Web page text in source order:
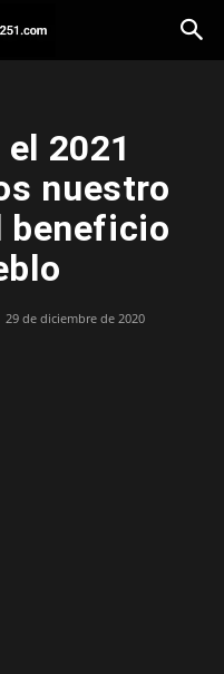
2021
nuestro
beneficio
29 de diciembre de 2020